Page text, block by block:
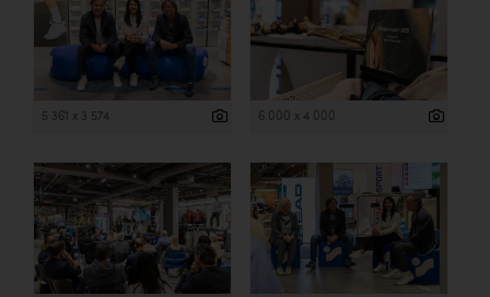
5 361 x 3 574 6 000 x 4 000